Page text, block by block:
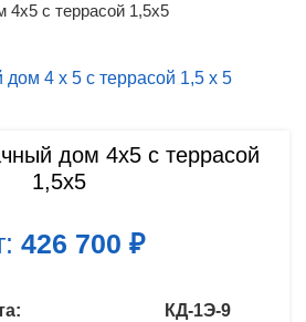
с террасой 1,5х5
дом 4х5 с террасой
1,5х5
426 700 ₽
КД-1Э-9